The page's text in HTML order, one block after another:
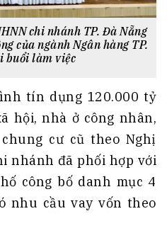
chi nhánh TP. Đà Nẵng
của ngành Ngân hàng TP.
buổi làm việc
tín dụng 120.000 tỷ
hội, nhà ở công nhân,
cư cũ theo Nghị
nhánh đã phối hợp với
công bố danh mục 4
nhu cầu vay vốn theo